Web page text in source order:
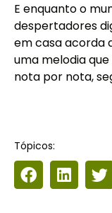
E enquanto o
despertadores
em casa acorda
uma melodia
nota por nota,
Tópicos: